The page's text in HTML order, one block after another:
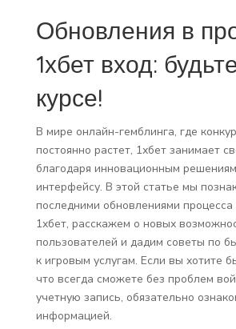
Обновления в
1хбет вход:
курсе!
В мире онлайн-гемблинга, где
постоянно растет, 1хбет занимает
благодаря инновационным
интерфейсу. В этой статье мы
последними обновлениями процесса
1хбет, расскажем о новых
пользователей и дадим советы по
к игровым услугам. Если вы хотите
что всегда сможете без проблем
учетную запись, обязательно
информацией.